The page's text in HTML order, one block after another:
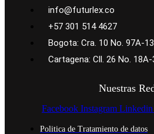
info@futurlex.co
+57 301 514 4627
Bogota: Cra. 10 No. 97A-
Cartagena: Cll. 26 No.
Nuestras
Facebook Instagram Linkedin
Politica de Tratamiento de datos